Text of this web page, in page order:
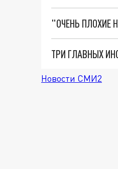
Новости СМИ2